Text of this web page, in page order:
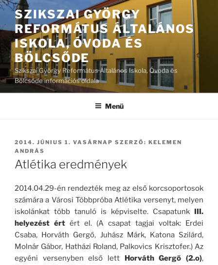
Tartalomhoz
SZIKSZAI GYÖRGY
REFORMÁTUS ÁLTALÁNOS
ISKOLA, ÓVODA ÉS
BÖLCSŐDE
Szikszai György Református Általános Iskola, Óvoda és
Bölcsőde információs oldala
Menü
BEKÜLDVE:
2014. JÚNIUS 1. VASÁRNAP SZERZŐ: KELEMEN
ANDRÁS
Atlétika eredmények
2014.04.29-én rendezték meg az első korcsoportosok
számára a Városi Többpróba Atlétika versenyt, melyen
iskolánkat több tanuló is képviselte. Csapatunk III.
helyezést ért ért el. (A csapat tagjai voltak: Erdei
Csaba, Horváth Gergő, Juhász Márk, Katona Szilárd,
Molnár Gábor, Hatházi Roland, Palkovics Krisztofer.) Az
egyéni versenyben első lett Horváth Gergő (2.o),